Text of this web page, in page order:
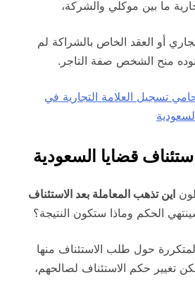
ما بين موكلي والشركة،
أو العقد الخاص بالشراكة لم
منح الشخص صفة التاجر.
تسجيل العلامة التجارية في
قضايا السعودية
اين تذهب المعاملة بعد الاستئناف
الحكم وماذا ستكون النتيجة؟
حول طلب الاستئناف منها
تغيير حكم الاستئناف لصالحهم،